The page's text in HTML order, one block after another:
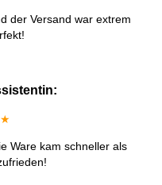
der Versand war extrem
Ware kam schneller als